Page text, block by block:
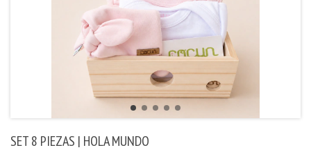
SET 8 PIEZAS | HOLA MUNDO